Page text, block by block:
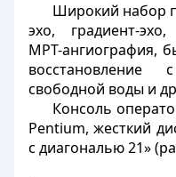
Широкий набор
эхо, градиент-эхо,
МРТ-ангиография,
восстановление
свободной воды и
Консоль
Pentium, жесткий
с диагональю 21»